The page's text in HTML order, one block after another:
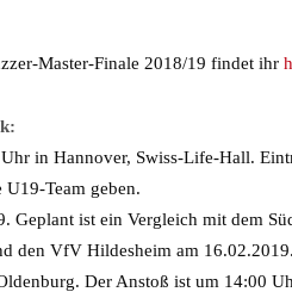
Master-Finale 2018/19 findet ihr
in Hannover, Swiss-Life-Hall.
Team geben.
Geplant ist ein Vergleich mit dem
den VfV Hildesheim am 16.02.2019.
Der Anstoß ist um 14:00